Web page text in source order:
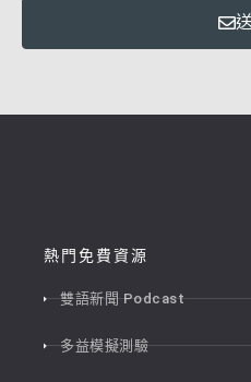
熱門免費資源
雙語新聞 Podcast
多益模擬測驗